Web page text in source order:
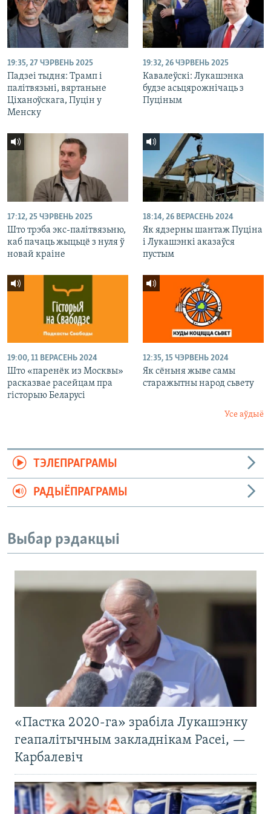
19:35, 27 ЧЭРВЕНЬ 2025
Падзеі тыдня: Трамп і
палітвязьні, вяртаньне
Ціханоўскага, Пуцін у
Менску
19:32, 26 ЧЭРВЕНЬ 2025
Кавалеўскі: Лукашэнка
будзе асьцярожнічаць з
Пуціным
17:12, 25 ЧЭРВЕНЬ 2025
Што трэба экс-палітвязьню,
каб пачаць жыцьцё з нуля ў
новай краіне
18:14, 26 ВЕРАСЕНЬ 2024
Як ядзерны шантаж Пуціна
і Лукашэнкі аказаўся
пустым
19:00, 11 ВЕРАСЕНЬ 2024
Што «паренёк из Москвы»
расказвае расейцам пра
гісторыю Беларусі
12:35, 15 ЧЭРВЕНЬ 2024
Як сёньня жыве самы
старажытны народ сьвету
Усе аўдыё
ТЭЛЕПРАГРАМЫ
РАДЫЁПРАГРАМЫ
Выбар рэдакцыі
«Пастка 2020-га» зрабіла Лукашэнку
геапалітычным закладнікам Расеі, —
Карбалевіч